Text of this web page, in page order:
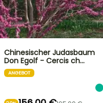
Chinesischer Judasbaum
Don Egolf - Cercis ch…
ANGEBOT